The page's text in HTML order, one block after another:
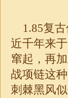
1.85复
近千年来
窜起，再
战项链这
刺棘黑风